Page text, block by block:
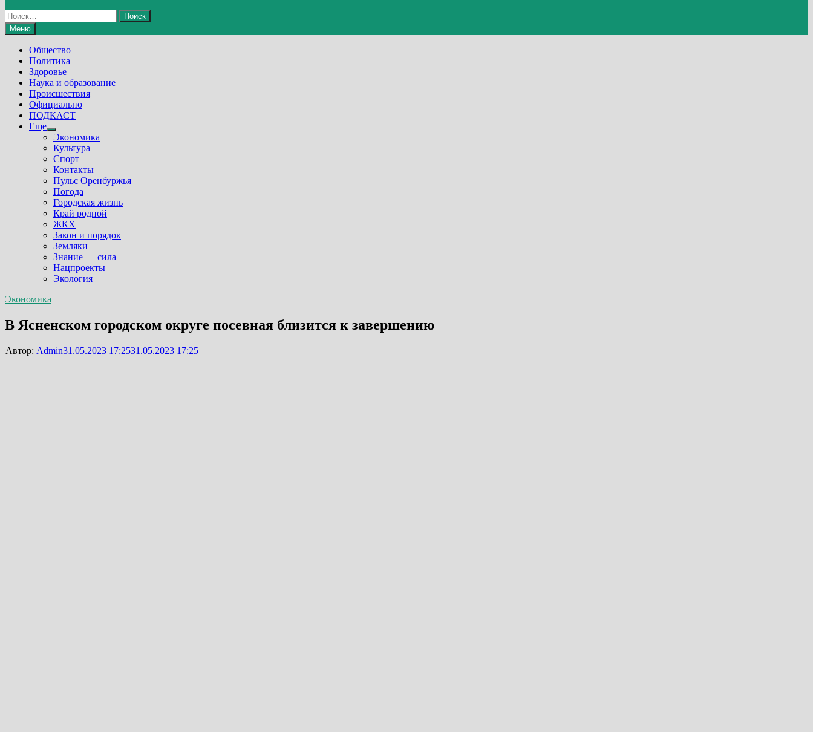
Найти:
Меню
Общество
Политика
Здоровье
Наука и образование
Происшествия
Официально
ПОДКАСТ
Еще
Show
sub
menu
Экономика
Культура
Спорт
Контакты
Пульс Оренбуржья
Погода
Городская жизнь
Край родной
ЖКХ
Закон и порядок
Земляки
Знание — сила
Нацпроекты
Экология
Экономика
В Ясненском городском округе посевная близится к завершению
Автор: Admin31.05.2023 17:2531.05.2023 17:25